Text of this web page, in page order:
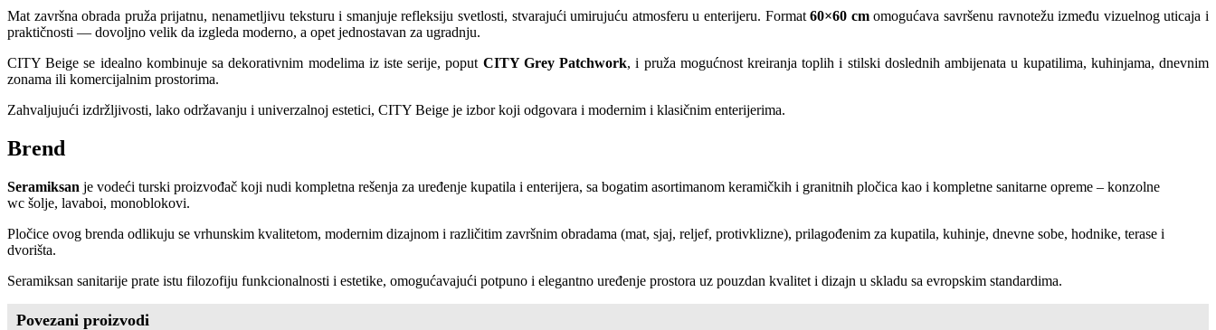
Mat završna obrada pruža prijatnu, nenametljivu teksturu i smanjuje refleksiju svetlosti, stvarajući umirujuću atmosferu u enterijeru. Format60×60 cmomogućava savršenu ravnotežu između vizuelnog uticaja i
praktičnosti — dovoljno velik da izgleda moderno, a opet jednostavan za ugradnju.
CITY Beige se idealno kombinuje sa dekorativnim modelima iz iste serije, poput CITY Grey Patchwork, i pruža mogućnost kreiranja toplih i stilski doslednih ambijenata u kupatilima, kuhinjama, dnevnim
zonama ili komercijalnim prostorima.
Zahvaljujući izdržljivosti, lako održavanju i univerzalnoj estetici, CITY Beige je izbor koji odgovara i modernim i klasičnim enterijerima.
Brend
Seramiksan je vodeći turski proizvođač koji nudi kompletna rešenja za uređenje kupatila i enterijera, sa bogatim asortimanom keramičkih i granitnih pločica kao i kompletne sanitarne opreme – konzolne
wc šolje, lavaboi, monoblokovi.
Pločice ovog brenda odlikuju se vrhunskim kvalitetom, modernim dizajnom i različitim završnim obradama (mat, sjaj, reljef, protivklizne), prilagođenim za kupatila, kuhinje, dnevne sobe, hodnike, terase i
dvorišta.
Seramiksan sanitarije prate istu filozofiju funkcionalnosti i estetike, omogućavajući potpuno i elegantno uređenje prostora uz pouzdan kvalitet i dizajn u skladu sa evropskim standardima.
Povezani proizvodi